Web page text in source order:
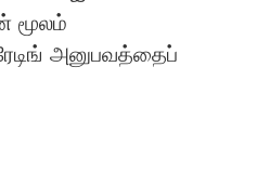
மூலம்
அனுபவத்தைப்